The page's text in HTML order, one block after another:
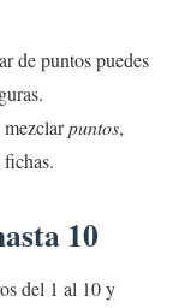
de puntos puedes
mezclarpuntos,
10
del 1 al 10 y